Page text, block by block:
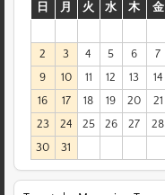
日
月 火 水 木 金
2
3 4 5 6 7
9
10 11 12 13 14
16
17 18 19 20 21
23
24 25 26 27 28
30
31